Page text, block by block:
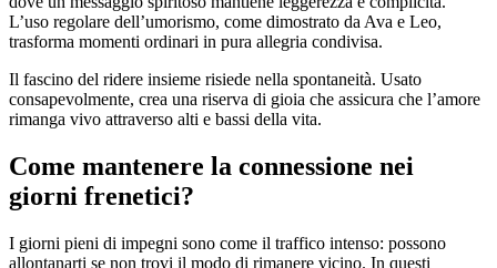
L’uso regolare dell’umorismo, come dimostrato da Ava e Leo,
trasforma momenti ordinari in pura allegria condivisa.
Il fascino del ridere insieme risiede nella spontaneità. Usato
consapevolmente, crea una riserva di gioia che assicura che l’amore
rimanga vivo attraverso alti e bassi della vita.
Come mantenere la connessione nei
giorni frenetici?
I giorni pieni di impegni sono come il traffico intenso: possono
allontanarti se non trovi il modo di rimanere vicino. In questi